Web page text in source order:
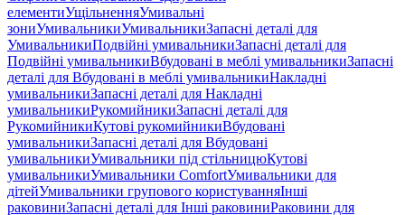
елементиУщільненняУмивальні
зониУмивальникиУмивальникиЗапасні деталі для
УмивальникиПодвійні умивальникиЗапасні деталі для
Подвійні умивальникиВбудовані в меблі умивальникиЗапасні
деталі для Вбудовані в меблі умивальникиНакладні
умивальникиЗапасні деталі для Накладні
умивальникиРукомийникиЗапасні деталі для
РукомийникиКутові рукомийникиВбудовані
умивальникиЗапасні деталі для Вбудовані
умивальникиУмивальники під стільницюКутові
умивальникиУмивальники ComfortУмивальники для
дітейУмивальники групового користуванняІнші
раковиниЗапасні деталі для Інші раковиниРаковини для